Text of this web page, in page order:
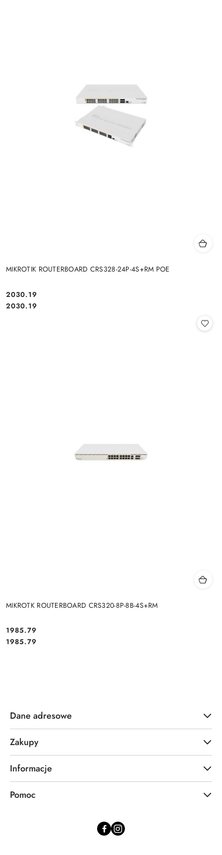
MIKROTIK ROUTERBOARD CRS328-24P-4S+RM POE
Cena:
2030.19
Cena:
2030.19
MIKROTK ROUTERBOARD CRS320-8P-8B-4S+RM
Cena:
1985.79
Cena:
1985.79
Dane adresowe
Zakupy
Informacje
Pomoc